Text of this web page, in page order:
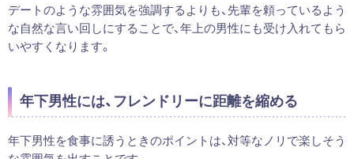
デートのような雰囲気を強調するよりも、先輩を頼っているよう
な自然な言い回しにすることで、年上の男性にも受け入れてもら
いやすくなります。
年下男性には、フレンドリーに距離を縮める
年下男性を食事に誘うときのポイントは、対等なノリで楽しそう